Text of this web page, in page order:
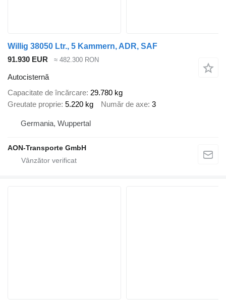
Willig 38050 Ltr., 5 Kammern, ADR, SAF
91.930 EUR
≈ 482.300 RON
Autocisternă
Capacitate de încărcare 29.780 kg
Greutate proprie 5.220 kg Număr de axe 3
Germania, Wuppertal
AON-Transporte GmbH